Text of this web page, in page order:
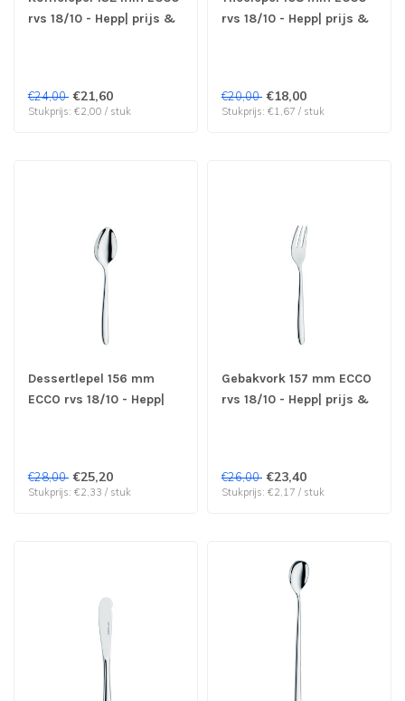
rvs 18/10 - Hepp| prijs &
€24,00 €21,60
Stukprijs: €2,00 / stuk
rvs 18/10 - Hepp| prijs &
€20,00 €18,00
Stukprijs: €1,67 / stuk
Dessertlepel 156 mm
ECCO rvs 18/10 - Hepp|
€28,00 €25,20
Stukprijs: €2,33 / stuk
Gebakvork 157 mm ECCO
rvs 18/10 - Hepp| prijs &
€26,00 €23,40
Stukprijs: €2,17 / stuk